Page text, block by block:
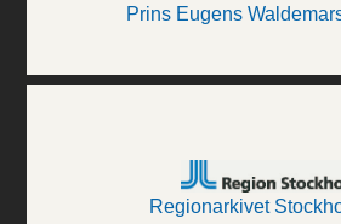
Prins Eugens
Regionarkivet